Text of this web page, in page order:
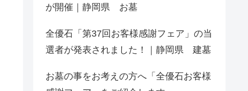
が開催｜静岡県 お墓
全優石「第37回お客様感謝フェア」の当
選者が発表されました！｜静岡県 建墓
お墓の事をお考えの方へ「全優石お客様